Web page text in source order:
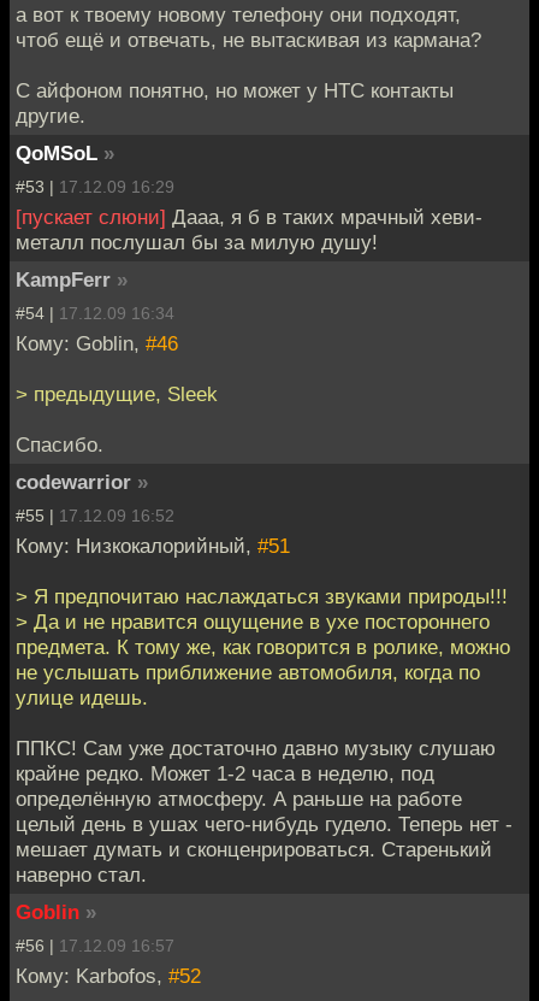
а вот к твоему новому телефону они подходят,
чтоб ещё и отвечать, не вытаскивая из кармана?
С айфоном понятно, но может у HTC контакты
другие.
QoMSoL »
#53 | 17.12.09 16:29
[пускает слюни] Дааа, я б в таких мрачный хеви-
металл послушал бы за милую душу!
KampFerr »
#54 | 17.12.09 16:34
Кому: Goblin, #46
> предыдущие, Sleek
Спасибо.
codewarrior »
#55 | 17.12.09 16:52
Кому: Низкокалорийный, #51
> Я предпочитаю наслаждаться звуками природы!!!
> Да и не нравится ощущение в ухе постороннего
предмета. К тому же, как говорится в ролике, можно
не услышать приближение автомобиля, когда по
улице идешь.
ППКС! Сам уже достаточно давно музыку слушаю
крайне редко. Может 1-2 часа в неделю, под
определённую атмосферу. А раньше на работе
целый день в ушах чего-нибудь гудело. Теперь нет -
мешает думать и сконценрироваться. Старенький
наверно стал.
Goblin »
#56 | 17.12.09 16:57
Кому: Karbofos, #52